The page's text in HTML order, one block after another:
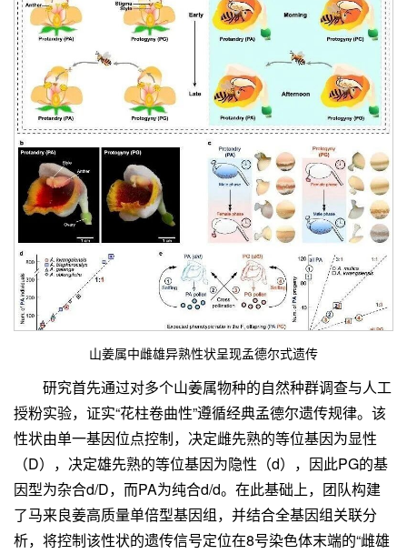
山姜属中雌雄异熟性状呈现孟德尔式遗传
研究首先通过对多个山姜属物种的自然种群调查与人工
授粉实验，证实“花柱卷曲性”遵循经典孟德尔遗传规律。该
性状由单一基因位点控制，决定雌先熟的等位基因为显性
（D），决定雄先熟的等位基因为隐性（d），因此PG的基
因型为杂合d/D，而PA为纯合d/d。在此基础上，团队构建
了马来良姜高质量单倍型基因组，并结合全基因组关联分
析，将控制该性状的遗传信号定位在8号染色体末端的“雌雄